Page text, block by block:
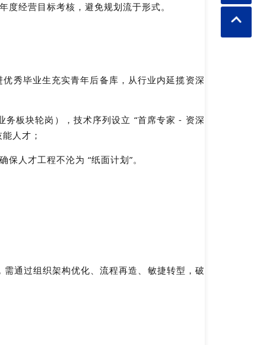
经营目标考核，避免规划流于形式。
秀毕业生充实青年后备库，从行业内延揽资深
务板块轮岗），技术序列设立 “首席专家 - 资深
人才；
人才工程不沦为 “纸面计划”。
通过组织架构优化、流程再造、敏捷转型，破